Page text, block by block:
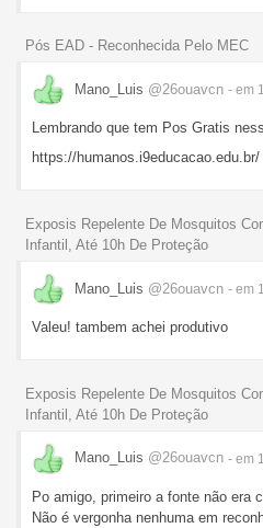
Pós EAD - Reconhecida Pelo MEC
Mano_Luis @26ouavcn - em
Lembrando que tem Pos Gratis
https://humanos.i9educacao.edu.br/
Exposis Repelente De Mosquitos
Infantil, Até 10h De Proteção
Mano_Luis @26ouavcn - em
Valeu! tambem achei produtivo
Exposis Repelente De Mosquitos
Infantil, Até 10h De Proteção
Mano_Luis @26ouavcn - em
Po amigo, primeiro a fonte não era
Não é vergonha nenhuma em